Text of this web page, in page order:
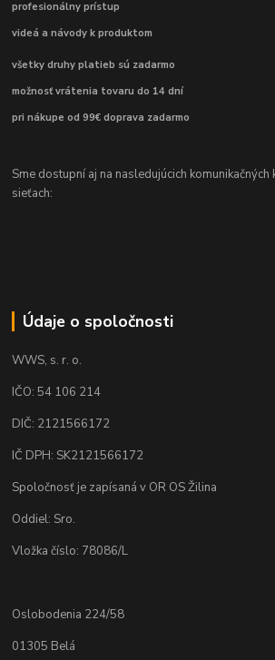
profesionálny prístup
videá a návody k produktom
všetky druhy platieb sú zadarmo
možnosť vrátenia tovaru do 14 dní
pri nákupe od 99€ doprava zadarmo
Sme dostupní aj na nasledujúcich komunikačných
sieťach:
Údaje o spoločnosti
WWS, s. r. o.
IČO: 54 106 214
DIČ: 2121566172
IČ DPH: SK2121566172
Spoločnosť je zapísaná v OR OS Žilina
Oddiel: Sro.
Vložka číslo: 78086/L
Oslobodenia 224/58
01305 Belá